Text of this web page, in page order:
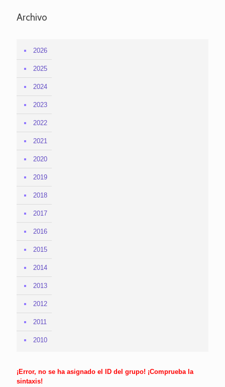
Archivo
2026
2025
2024
2023
2022
2021
2020
2019
2018
2017
2016
2015
2014
2013
2012
2011
2010
¡Error, no se ha asignado el ID del grupo! ¡Comprueba la
sintaxis!